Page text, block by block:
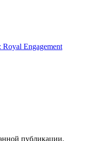
Engagement
публикации.